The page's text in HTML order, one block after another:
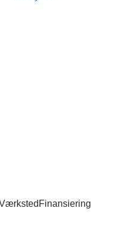
Finansiering